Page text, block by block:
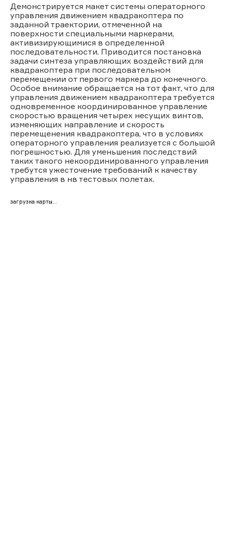
Демонстрируется макет системы операторного
управления движением квадракоптера по
заданной траектории, отмеченной на
поверхности специальными маркерами,
активизирующимися в определенной
последовательности. Приводится постановка
задачи синтеза управляющих воздействий для
квадракоптера при последовательном
перемещении от первого маркера до конечного.
Особое внимание обращается на тот факт, что для
управления движением квадракоптера требуется
одновременное координированное управление
скоростью вращения четырех несущих винтов,
изменяющих направление и скорость
перемещенения квадракоптера, что в условиях
операторного управления реализуется с большой
погрешностью. Для уменьшения последствий
таких такого некоординированного управления
требутся ужесточение требований к качеству
управления в нв тестовых полетах.
загрузка карты...